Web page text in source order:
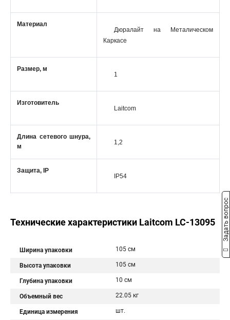
Материал
Дюралайт на Металическом
Каркасе
Размер, м
1
Изготовитель
Laitcom
Длина сетевого шнура,
м
1,2
Защита, IP
IP54
Технические характеристики Laitcom LC-13095
Ширина упаковки 105 см
Высота упаковки 105 см
Глубина упаковки 10 см
Объемный вес 22.05 кг
Единица измерения шт.
Задать вопрос